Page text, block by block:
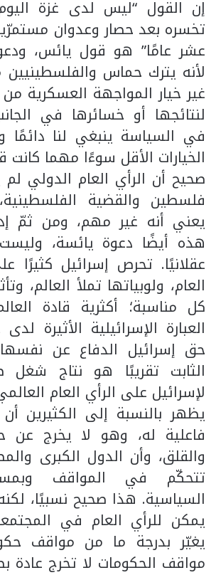
إن القول “ليس لدى غزة
تخسره بعد حصار وعدوان
عشر عامًا” هو قول يائس،
لأنه يترك حماس
غير خيار المواجهة العسكرية
لنتائجها أو خسائرها في
في السياسة ينبغي لنا دائمًا
الخيارات الأقل سوءًا مهما كانت
صحيح أن الرأي العام الدولي
فلسطين والقضية
يعني أنه غير مهم، ومن ثمّ
هذه أيضًا دعوة يائسة، وليست
عقلانيًا. تحرص إسرائيل كثيرًا
العام، ولوبياتها تملأ العالم،
كل مناسبة؛ أكثرية قادة
العبارة الإسرائيلية الأثيرة
حق إسرائيل الدفاع عن
الثابت تقريبًا هو نتاج
لإسرائيل على الرأي العام
يظهر بالنسبة إلى الكثيرين أن
فاعلية له، وهو لا يخرج عن
والقلق، وأن الدول الكبرى
تتحكّم في المواقف
السياسية. هذا صحيح نسبيًا،
يمكن للرأي العام في
يغيّر بدرجة ما من مواقف
مواقف الحكومات لا تخرج عادة